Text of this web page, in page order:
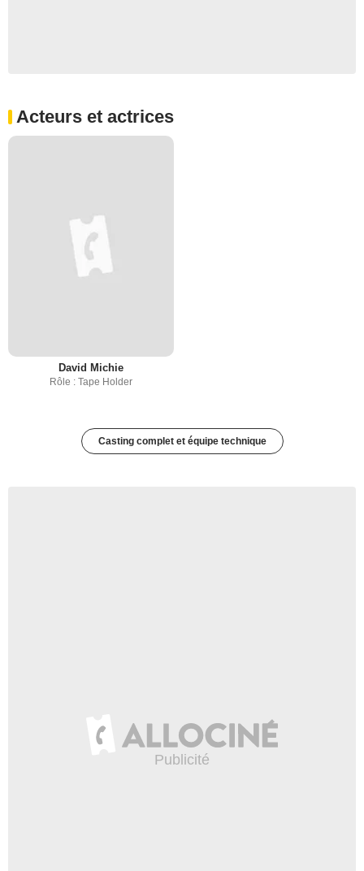
Acteurs et actrices
David Michie
Rôle : Tape Holder
Casting complet et équipe technique